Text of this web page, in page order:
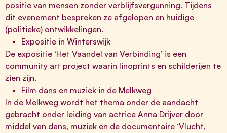
positie van mensen zonder verblijfsvergunning. Tijdens
dit evenement bespreken ze afgelopen en huidige
(politieke) ontwikkelingen.
Expositie in Winterswijk
De expositie ‘Het Vaandel van Verbinding’ is een
community art project waarin linoprints en schilderijen te
zien zijn.
Film dans en muziek in de Melkweg
In de Melkweg wordt het thema onder de aandacht
gebracht onder leiding van actrice Anna Drijver door
middel van dans, muziek en de documentaire ‘Vlucht,